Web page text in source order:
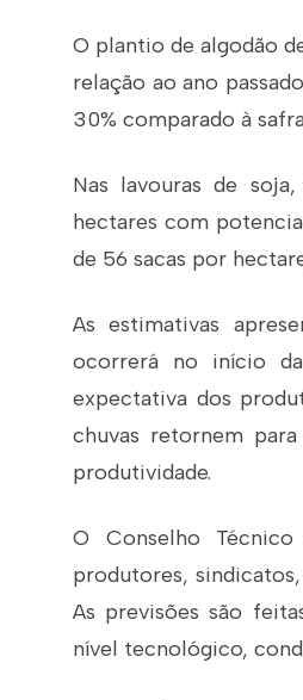
O plantio de algodão
relação ao ano
30% comparado à
Nas lavouras de
hectares com
de 56 sacas por
As estimativas
ocorrerá no início
expectativa dos
chuvas retornem
produtividade.
O Conselho
produtores,
As previsões são
nível tecnológico,